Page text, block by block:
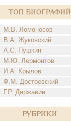
Топ Биографий
М.В. Ломоносов
В.А. Жуковский
А.С. Пушкин
М.Ю. Лермонтов
И.А. Крылов
Ф.М. Достоевский
Г.Р. Державин
Рубрики